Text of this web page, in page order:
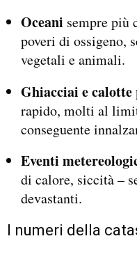
Oceani sempre più
poveri di ossigeno,
vegetali e animali.
Ghiacciai e
rapido, molti al
conseguente
Eventi
di calore, siccità –
devastanti.
I numeri della